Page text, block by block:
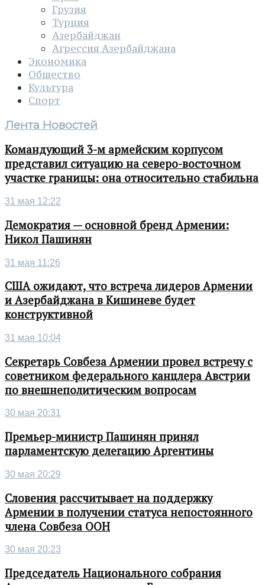
Грузия
Турция
Азербайджан
Агрессия Азербайджана
Экономика
Общество
Культура
Спорт
Лента Новостей
Командующий 3-м армейским корпусом
представил ситуацию на северо-восточном
участке границы: она относительно стабильна
31 мая 12:22
Демократия — основной бренд Армении:
Никол Пашинян
31 мая 11:26
США ожидают, что встреча лидеров Армении
и Азербайджана в Кишиневе будет
конструктивной
31 мая 10:04
Секретарь Совбеза Армении провел встречу с
советником федерального канцлера Австрии
по внешнеполитическим вопросам
30 мая 20:31
Премьер-министр Пашинян принял
парламентскую делегацию Аргентины
30 мая 20:29
Словения рассчитывает на поддержку
Армении в получении статуса непостоянного
члена Совбеза ООН
30 мая 20:23
Председатель Национального собрания